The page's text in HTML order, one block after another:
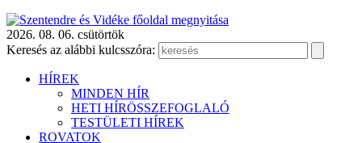
2026. 08. 06. csütörtök
Keresés az alábbi kulcsszóra:
HÍREK
MINDEN HÍR
HETI HÍRÖSSZEFOGLALÓ
TESTÜLETI HÍREK
ROVATOK